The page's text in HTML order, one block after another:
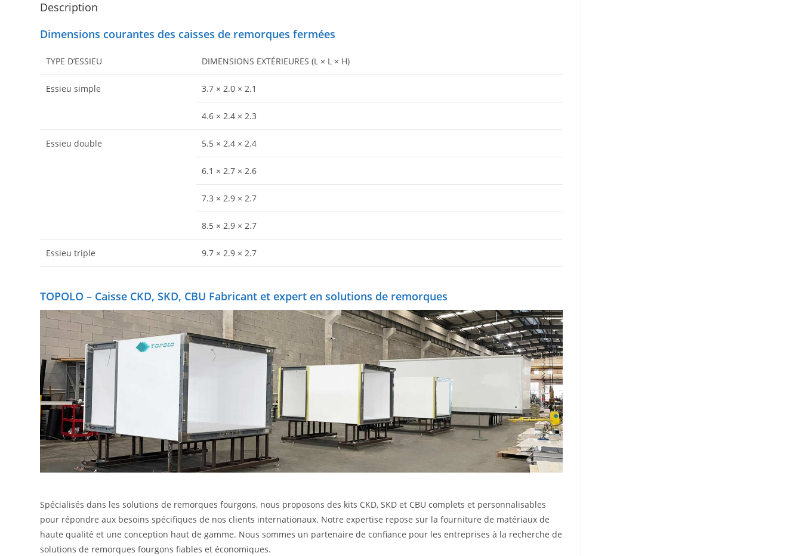
Description
Dimensions courantes des caisses de remorques fermées
TYPE D’ESSIEU DIMENSIONS EXTÉRIEURES (L × L × H)
Essieu simple 3.7 × 2.0 × 2.1
4.6 × 2.4 × 2.3
Essieu double 5.5 × 2.4 × 2.4
6.1 × 2.7 × 2.6
7.3 × 2.9 × 2.7
8.5 × 2.9 × 2.7
Essieu triple 9.7 × 2.9 × 2.7
TOPOLO – Caisse CKD, SKD, CBU Fabricant et expert en solutions de remorques
Spécialisés dans les solutions de remorques fourgons, nous proposons des kits CKD, SKD et CBU complets et personnalisables
pour répondre aux besoins spécifiques de nos clients internationaux. Notre expertise repose sur la fourniture de matériaux de
haute qualité et une conception haut de gamme. Nous sommes un partenaire de confiance pour les entreprises à la recherche de
solutions de remorques fourgons fiables et économiques.